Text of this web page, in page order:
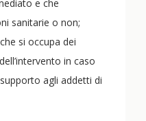
e che
sanitarie o non;
si occupa dei
in caso
agli addetti di